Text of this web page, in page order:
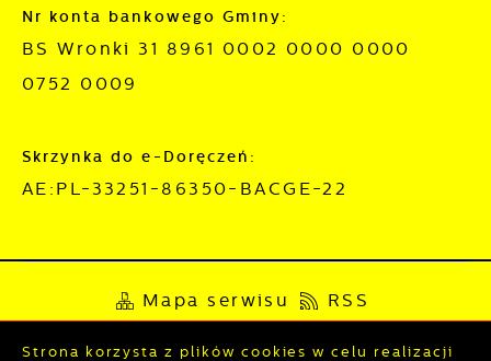
Nr konta bankowego Gminy:
BS Wronki 31 8961 0002 0000 0000
0752 0009
Skrzynka do e-Doręczeń:
AE:PL-33251-86350-BACGE-22
Mapa serwisu RSS
Deklaracja dostępności
Strona korzysta z plików cookies w celu realizacji